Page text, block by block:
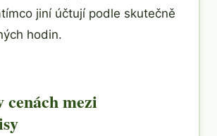
jiní účtují podle skutečně
hodin.
cenách mezi